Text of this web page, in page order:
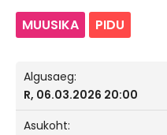
MUUSIKA PIDU
Algusaeg:
R, 06.03.2026 20:00
Asukoht: